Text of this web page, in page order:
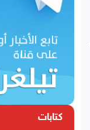
كتابات